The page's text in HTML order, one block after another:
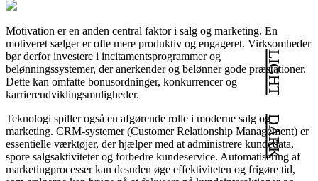
LIGHT
DARK
Motivation er en anden central faktor i salg og marketing. En
motiveret sælger er ofte mere produktiv og engageret. Virksomheder
bør derfor investere i incitamentsprogrammer og
belønningssystemer, der anerkender og belønner gode præstationer.
Dette kan omfatte bonusordninger, konkurrencer og
karriereudviklingsmuligheder.
Teknologi spiller også en afgørende rolle i moderne salg og
marketing. CRM-systemer (Customer Relationship Management) er
essentielle værktøjer, der hjælper med at administrere kundedata,
spore salgsaktiviteter og forbedre kundeservice. Automatisering af
marketingprocesser kan desuden øge effektiviteten og frigøre tid,